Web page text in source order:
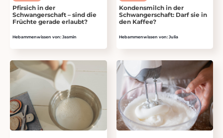
Pfirsich in der
Schwangerschaft – sind die
Früchte gerade erlaubt?
Hebammenwissen von: Jasmin
Kondensmilch in der
Schwangerschaft: Darf sie in
den Kaffee?
Hebammenwissen von: Julia